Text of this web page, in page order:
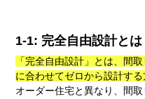
1-1: 完全自由設計と
「完全自由設計」とは、間
に合わせてゼロから設計する
オーダー住宅と異なり、間